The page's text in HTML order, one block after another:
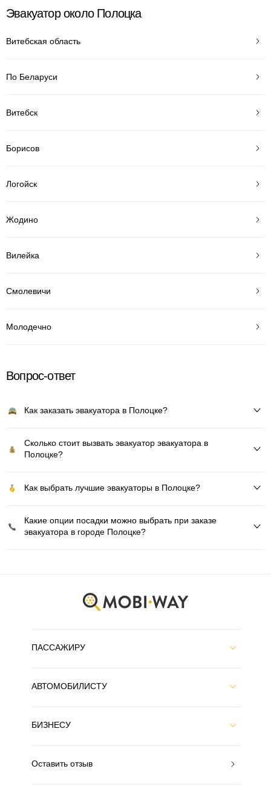
Эвакуатор около Полоцка
Витебская область
По Беларуси
Витебск
Борисов
Логойск
Жодино
Вилейка
Смолевичи
Молодечно
Вопрос-ответ
Как заказать эвакуатора в Полоцке?
Сколько стоит вызвать эвакуатор эвакуатора в
Полоцке?
Как выбрать лучшие эвакуаторы в Полоцке?
Какие опции посадки можно выбрать при заказе
эвакуатора в городе Полоцке?
ПАССАЖИРУ
АВТОМОБИЛИСТУ
БИЗНЕСУ
Оставить отзыв